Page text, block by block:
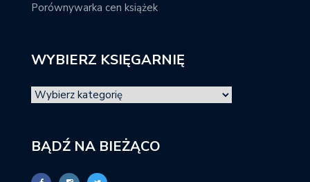
Porównywarka cen książek
WYBIERZ KSIĘGARNIĘ
BĄDŹ NA BIEŻĄCO